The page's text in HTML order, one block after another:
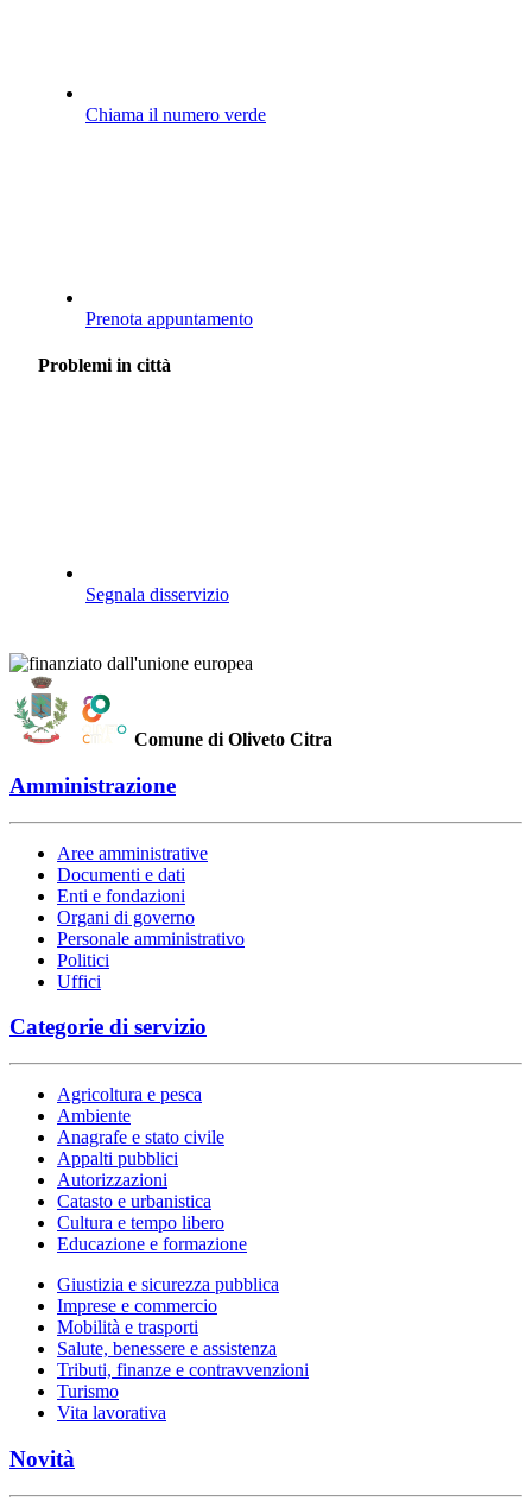
Chiama il numero verde
Prenota appuntamento
Problemi in città
Segnala disservizio
Comune di Oliveto Citra
Amministrazione
Aree amministrative
Documenti e dati
Enti e fondazioni
Organi di governo
Personale amministrativo
Politici
Uffici
Categorie di servizio
Agricoltura e pesca
Ambiente
Anagrafe e stato civile
Appalti pubblici
Autorizzazioni
Catasto e urbanistica
Cultura e tempo libero
Educazione e formazione
Giustizia e sicurezza pubblica
Imprese e commercio
Mobilità e trasporti
Salute, benessere e assistenza
Tributi, finanze e contravvenzioni
Turismo
Vita lavorativa
Novità